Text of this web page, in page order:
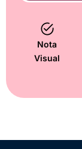
Nota
Visual